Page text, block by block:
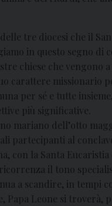
tre diocesi che il
in questo segno
chiese che
carattere missionario
per sé e tutte
più significative.
mariano dell’otto
partecipanti al
con la Santa
il tono
a scandire, in tempi
Papa Leone si